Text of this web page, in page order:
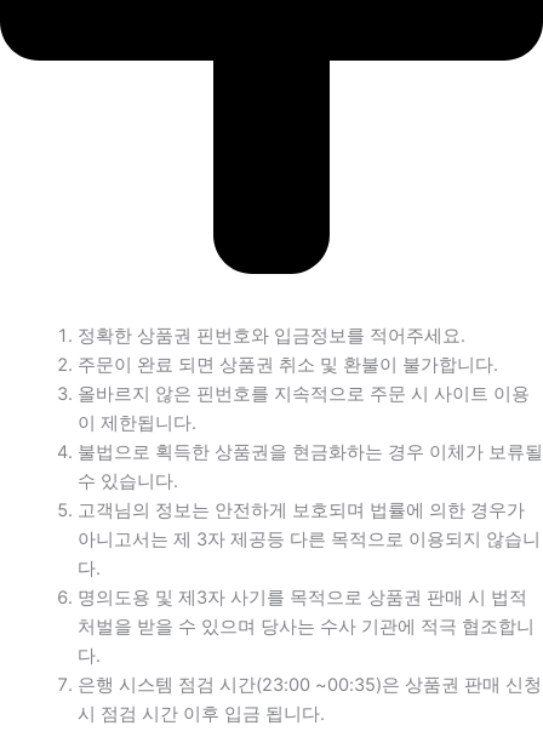
정확한 상품권 핀번호와 입금정보를 적어주세요.
주문이 완료 되면 상품권 취소 및 환불이 불가합니다.
올바르지 않은 핀번호를 지속적으로 주문 시 사이트 이용
이 제한됩니다.
불법으로 획득한 상품권을 현금화하는 경우 이체가 보류될
수 있습니다.
고객님의 정보는 안전하게 보호되며 법률에 의한 경우가
아니고서는 제 3자 제공등 다른 목적으로 이용되지 않습니
다.
명의도용 및 제3자 사기를 목적으로 상품권 판매 시 법적
처벌을 받을 수 있으며 당사는 수사 기관에 적극 협조합니
다.
은행 시스템 점검 시간(23:00 ~00:35)은 상품권 판매 신청
시 점검 시간 이후 입금 됩니다.